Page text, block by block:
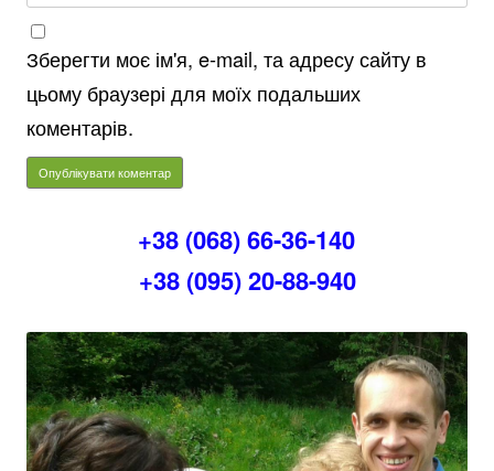
Зберегти моє ім'я, e-mail, та адресу сайту в
цьому браузері для моїх подальших
коментарів.
+38 (068) 66-36-140
+38 (095) 20-88-940